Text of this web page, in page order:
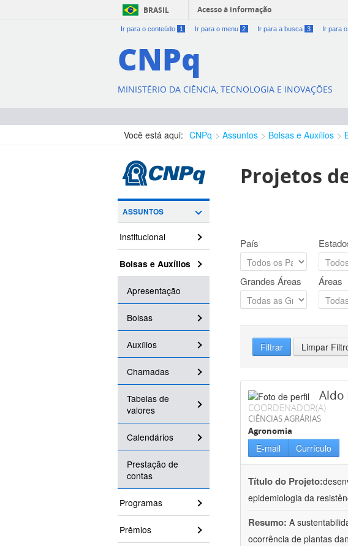
BRASIL Acesso à informação
Ir para o conteúdo 1 Ir para o menu 2 Ir para a busca 3 Ir para
CNPq
MINISTÉRIO DA CIÊNCIA, TECNOLOGIA E INOVAÇÕES
Você está aqui: CNPq Assuntos Bolsas e Auxílios
ASSUNTOS
Institucional
Bolsas e Auxílios
Apresentação
Bolsas
Auxílios
Chamadas
Tabelas de
valores
Calendários
Prestação de
contas
Programas
Prêmios
Projetos
País
Grandes Áreas Áreas
Filtrar Limpar
Aldo
COORDENADOR(A)
CIÊNCIAS AGRÁRIAS
Agronomia
E-mail Currículo
Título do Projeto:
epidemiologia da
Resumo: A
ocorrência de plantas